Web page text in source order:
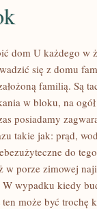
dom U każdego w
się z domu
familią. Są
w bloku, na
posiadamy
takie jak: prąd,
do
w porze zimowej
W wypadku kiedy
ten może być trochę